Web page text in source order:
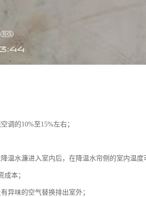
调的10%至15%左右；
温水濂进入室内后，在降温水帘侧的室内温度
本；
异味的空气替换排出室外；